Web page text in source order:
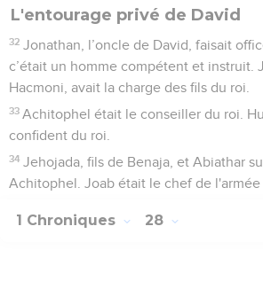
L'entourage privé de David
32 Jonathan, l’oncle de David, faisait
c’était un homme compétent et instruit.
Hacmoni, avait la charge des fils du roi.
33 Achitophel était le conseiller du roi.
confident du roi.
34 Jehojada, fils de Benaja, et Abiathar
Achitophel. Joab était le chef de l'armée
1 Chroniques 28